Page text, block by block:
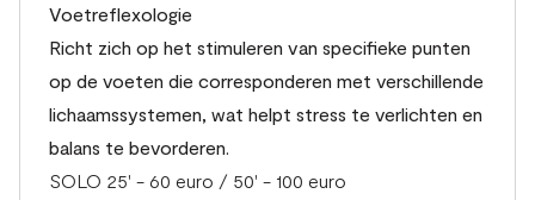
Voetreflexologie
Richt zich op het stimuleren van specifieke punten
op de voeten die corresponderen met verschillende
lichaamssystemen, wat helpt stress te verlichten en
balans te bevorderen.
SOLO 25' - 60 euro / 50' - 100 euro